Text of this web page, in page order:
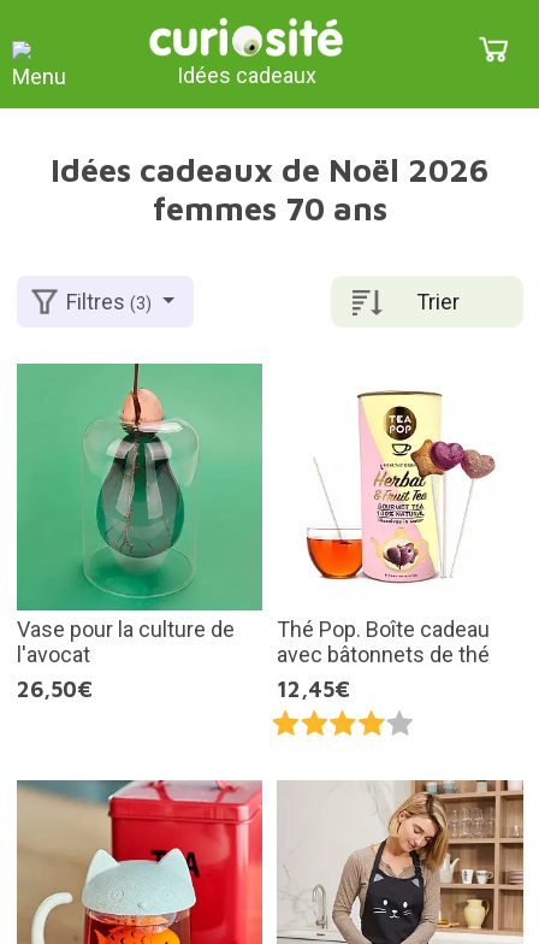
Idées cadeaux
Idées cadeaux de Noël 2026
femmes 70 ans
Trier
Filtres(3)
Vase pour la culture de
l'avocat
26,50€
Thé Pop. Boîte cadeau
avec bâtonnets de thé
12,45€